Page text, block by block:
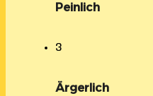
Peinlich
3
Ärgerlich